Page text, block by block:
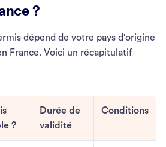
?
dépend de votre pays d'origine
France. Voici un récapitulatif
?
Durée de
validité
Conditions